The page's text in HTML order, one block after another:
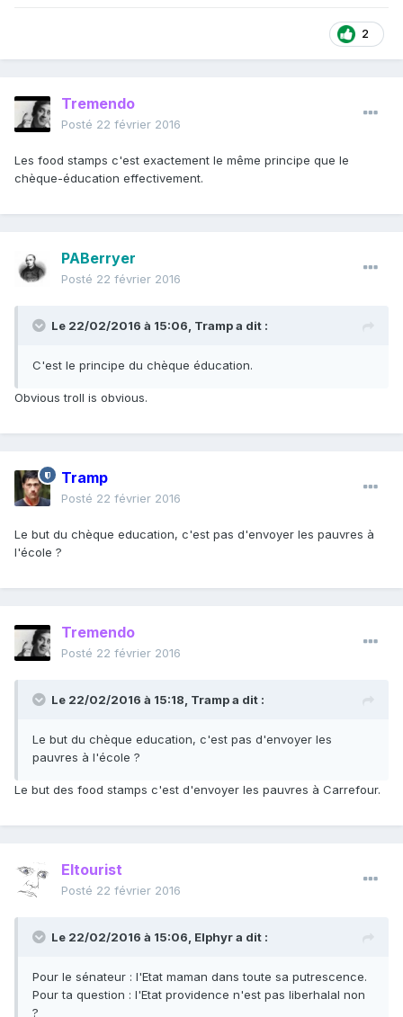
2
Tremendo
Posté 22 février 2016
Les food stamps c'est exactement le même principe que le
chèque-éducation effectivement.
PABerryer
Posté 22 février 2016
Le 22/02/2016 à 15:06, Tramp a dit :
C'est le principe du chèque éducation.
Obvious troll is obvious.
Tramp
Posté 22 février 2016
Le but du chèque education, c'est pas d'envoyer les pauvres à
l'école ?
Tremendo
Posté 22 février 2016
Le 22/02/2016 à 15:18, Tramp a dit :
Le but du chèque education, c'est pas d'envoyer les
pauvres à l'école ?
Le but des food stamps c'est d'envoyer les pauvres à Carrefour.
Eltourist
Posté 22 février 2016
Le 22/02/2016 à 15:06, Elphyr a dit :
Pour le sénateur : l'Etat maman dans toute sa putrescence.
Pour ta question : l'Etat providence n'est pas liberhalal non
?